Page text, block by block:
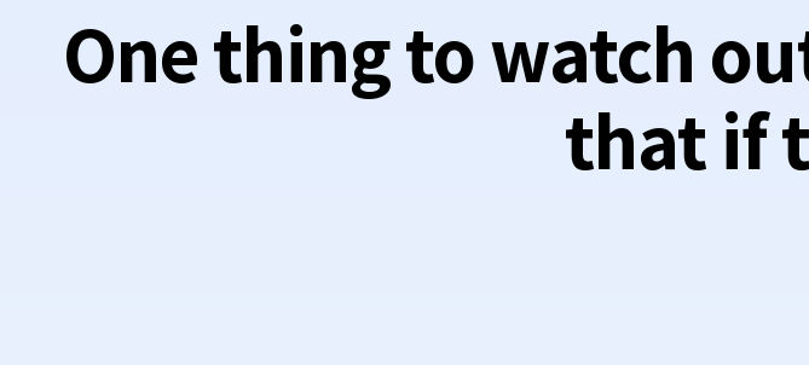
One thing to watch
that if